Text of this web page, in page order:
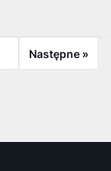
Następne »